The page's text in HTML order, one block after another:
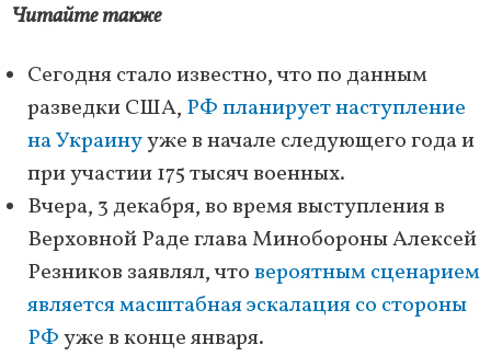
Читайте также
Сегодня стало известно, что по данным
разведки США, РФ планирует наступление
на Украинууже в начале следующего года и
при участии 175 тысяч военных.
Вчера, 3 декабря, во время выступления в
Верховной Раде глава Минобороны Алексей
Резников заявлял, чтовероятным сценарием
является масштабная эскалация со стороны
РФуже в конце января.